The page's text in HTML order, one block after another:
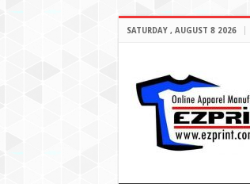
SATURDAY , AUGUST 8 2026